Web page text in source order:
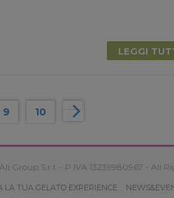
LEGGI
9 10
Group S.r.l. - P.IVA 13239980967 - All
LA TUA GELATO EXPERIENCE